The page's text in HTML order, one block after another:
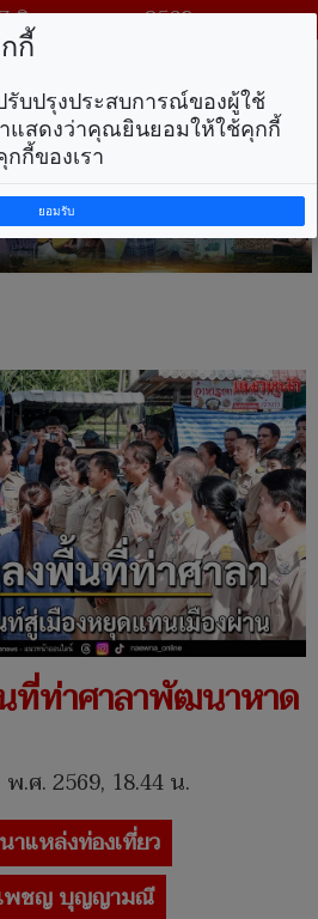
สิงหาคม พ.ศ. 2569
ที่ท่าศาลาพัฒนาหาด
.ศ. 2569, 18.44 น.
แหล่งท่องเที่ยว
พชญ บุญญามณี
กี้
รับปรุงประสบการณ์ของผู้ใช้
าแสดงว่าคุณยินยอมให้ใช้คุกกี้
กี้ของเรา
ยอมรับ